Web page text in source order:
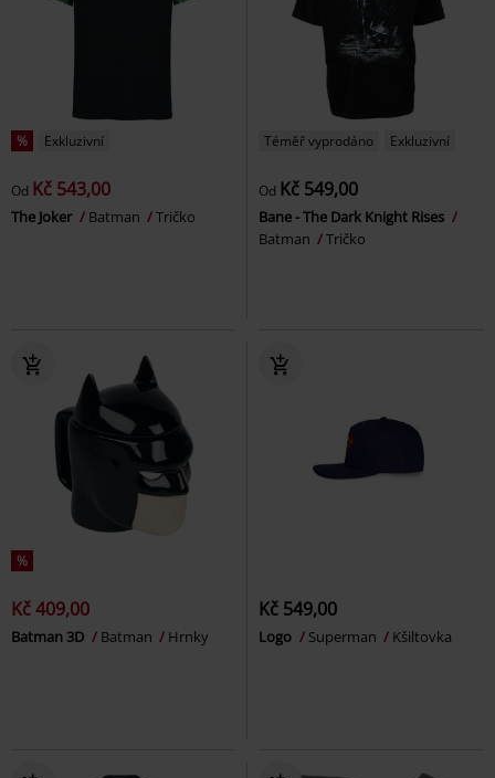
% Exkluzivní
Od Kč 543,00
The Joker Batman Tričko
Téměř vyprodáno Exkluzivní
Od Kč 549,00
Bane - The Dark Knight Rises
Batman
Tričko
%
Kč 409,00
Batman 3D Batman Hrnky
Kč 549,00
Logo Superman Kšiltovka